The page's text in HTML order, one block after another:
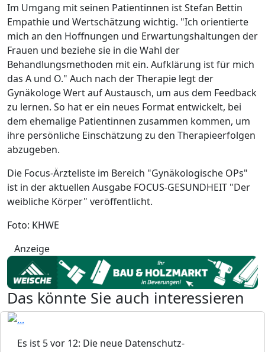
Im Umgang mit seinen Patientinnen ist Stefan Bettin
Empathie und Wertschätzung wichtig. "Ich orientierte
mich an den Hoffnungen und Erwartungshaltungen der
Frauen und beziehe sie in die Wahl der
Behandlungsmethoden mit ein. Aufklärung ist für mich
das A und O." Auch nach der Therapie legt der
Gynäkologe Wert auf Austausch, um aus dem Feedback
zu lernen. So hat er ein neues Format entwickelt, bei
dem ehemalige Patientinnen zusammen kommen, um
ihre persönliche Einschätzung zu den Therapieerfolgen
abzugeben.
Die Focus-Ärzteliste im Bereich "Gynäkologische OPs"
ist in der aktuellen Ausgabe FOCUS-GESUNDHEIT "Der
weibliche Körper" veröffentlicht.
Foto: KHWE
Anzeige
Das könnte Sie auch interessieren
Es ist 5 vor 12: Die neue Datenschutz-